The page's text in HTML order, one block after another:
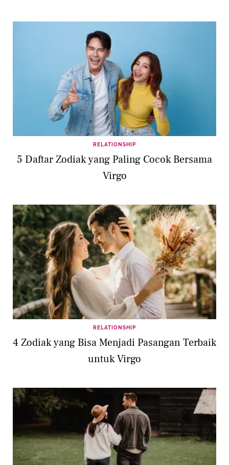
RELATIONSHIP
5 Daftar Zodiak yang Paling Cocok Bersama
Virgo
RELATIONSHIP
4 Zodiak yang Bisa Menjadi Pasangan Terbaik
untuk Virgo